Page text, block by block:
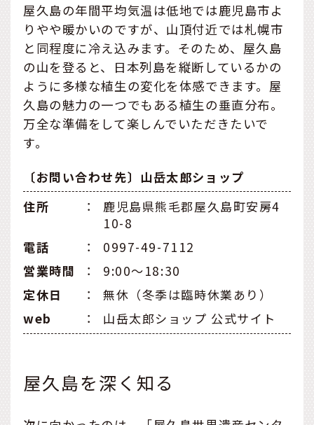
屋久島の年間平均気温は低地では鹿児島市よ
りやや暖かいのですが、山頂付近では札幌市
と同程度に冷え込みます。そのため、屋久島
の山を登ると、日本列島を縦断しているかの
ように多様な植生の変化を体感できます。屋
久島の魅力の一つでもある植生の垂直分布。
万全な準備をして楽しんでいただきたいで
す。
〔お問い合わせ先〕山岳太郎ショップ
住所
：
鹿児島県熊毛郡屋久島町安房4
10-8
電話
：
0997-49-7112
営業時間
：
9:00〜18:30
定休日
：
無休（冬季は臨時休業あり）
web
： 山岳太郎ショップ 公式サイト
屋久島を深く知る